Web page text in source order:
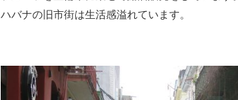
ハバナの旧市街は生活感溢れています。